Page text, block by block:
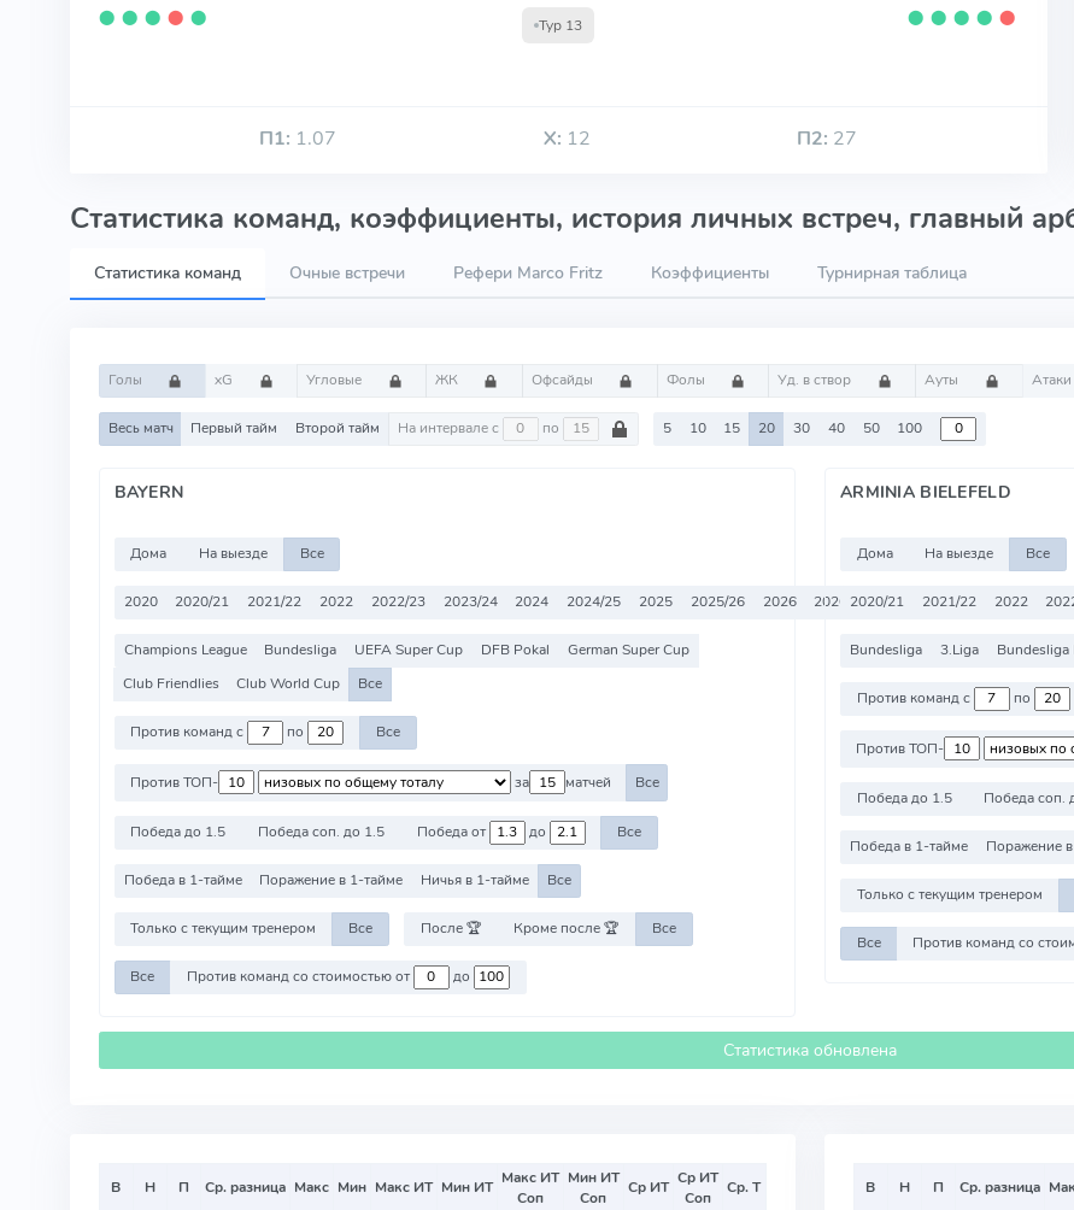
⬤ ⬤ ⬤ ⬤ ⬤ Тур 13 ⬤ ⬤ ⬤ ⬤ ⬤
П1: 1.07 Х: 12 П2: 27
Статистика команд, коэффициенты, история личных встреч, главный
Статистика команд Очные встречи Рефери Marco Fritz Коэффициенты Турнирная таблица
Голы xG Угловые ЖК Офсайды Фолы Уд. в створ Ауты Атаки
Весь матч Первый тайм Второй тайм На интервале с по 5 10 15 20 30 40 50 100
BAYERN
Дома На выезде Все
2020 2020/21 2021/22 2022 2022/23 2023/24 2024 2024/25 2025 2025/26 2026 2026/27 Все
Champions League Bundesliga UEFA Super Cup DFB Pokal
German Super Cup
Club Friendlies
Club World Cup Все
Против команд с по Все
Против ТОП- за матчей Все
Победа до 1.5 Победа соп. до 1.5 Победа от до Все
Победа в 1-тайме Поражение в 1-тайме Ничья в 1-тайме Все
Только с текущим тренером Все После 🏆 Кроме после 🏆 Все
Все Против команд со стоимостью от до
ARMINIA BIELEFELD
Дома На выезде Все
2020/21 2021/22 2022
Bundesliga 3.Liga Bundesliga
Против команд с по
Против ТОП-
Победа до 1.5 Победа соп.
Победа в 1-тайме Поражение
Только с текущим тренером
Все
Статистика обновлена
В Н П Ср. разница Макс Мин Макс ИТ Мин ИТ Макс ИТ
Соп
Мин ИТ
Соп
Ср ИТ Ср ИТ
Соп
Ср. Т В Н П Ср. разница